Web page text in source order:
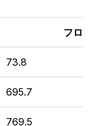
フロ
73.8
695.7
769.5